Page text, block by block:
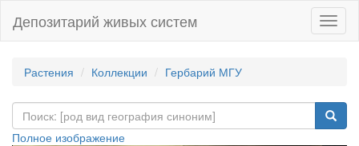
Депозитарий живых систем
Растения Коллекции Гербарий МГУ
Полное изображение